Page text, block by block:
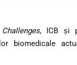
, ICB și
biomedicale